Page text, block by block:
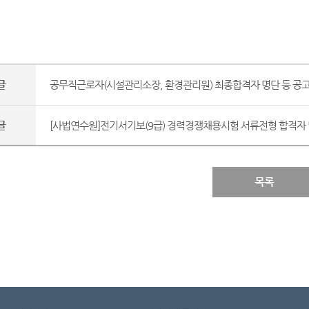
공무직근로자(시설관리소장, 환경관리원) 최종합격자 명단 등 공고
[사법연수원]전기서기보(9급) 경력경쟁채용시험 서류전형 합격자
목록